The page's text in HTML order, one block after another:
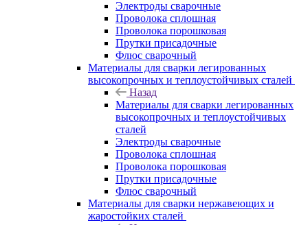
Электроды сварочные
Проволока сплошная
Проволока порошковая
Прутки присадочные
Флюс сварочный
Материалы для сварки легированных
высокопрочных и теплоустойчивых сталей
Назад
Материалы для сварки легированных
высокопрочных и теплоустойчивых
сталей
Электроды сварочные
Проволока сплошная
Проволока порошковая
Прутки присадочные
Флюс сварочный
Материалы для сварки нержавеющих и
жаростойких сталей